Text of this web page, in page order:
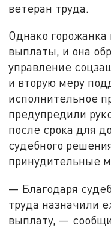
ветеран труда.
Однако
выплаты, и она
управление
и вторую меру
исполнительное
предупредили
после срока для
судебного
принудительные
— Благодаря
труда назначили
выплату, —